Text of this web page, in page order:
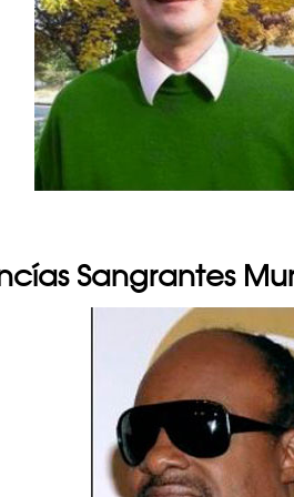
Sangrantes